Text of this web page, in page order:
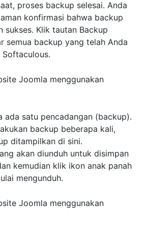
proses backup selesai. Anda
konfirmasi bahwa backup
sukses. Klik tautan Backup
semua backup yang telah Anda
ada satu pencadangan (backup).
backup beberapa kali,
ditampilkan di sini.
akan diunduh untuk disimpan
kemudian klik ikon anak panah
mengunduh.